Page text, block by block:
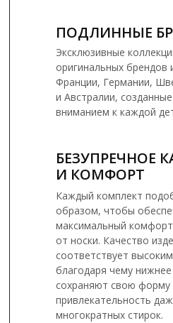
Эксклюзивные
оригинальных брендов
Франции, Германии,
и Австралии,
вниманием к каждой
ПОДЛИННЫЕ
Каждый комплект
образом, чтобы
максимальный
от носки. Качество
соответствует
благодаря чему
сохраняют свою форму
привлекательность
многократных стирок.
БЕЗУПРЕЧНОЕ
И КОМФОРТ